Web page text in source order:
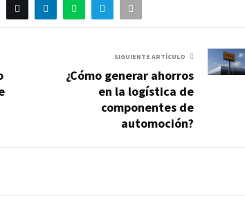
SIGUIENTE ARTÍCULO
¿Cómo generar ahorros
en la logística de
componentes de
automoción?